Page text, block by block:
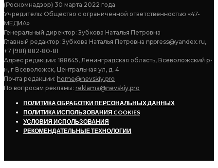
(Роскомнадзор) 30 марта 2022 года
Учредитель: Общество с ограниченной ответственностью «47-
МЕДИА»
Генеральный директор: Зубкова Наталья Петровна
Главный редактор: Зубкова Наталья Петровна nppress@yandex.ru,
+7 (981) 882-80-81
Адрес редакции: 188645, Ленинградская область, Всеволожский р-
н, г Всеволожск, Центральная ул, д. 4
Почта редакции: home@nevskiy.pro
По вопросам рекламы: reklama@nevskiy.pro
ПОЛИТИКА ОБРАБОТКИ ПЕРСОНАЛЬНЫХ ДАННЫХ
ПОЛИТИКА ИСПОЛЬЗОВАНИЯ COOKIES
УСЛОВИЯ ИСПОЛЬЗОВАНИЯ
РЕКОМЕНДАТЕЛЬНЫЕ ТЕХНОЛОГИИ